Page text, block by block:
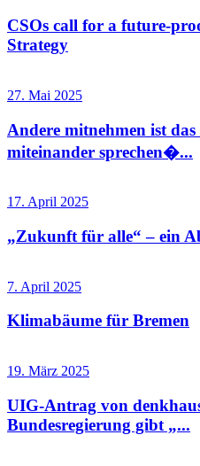
CSOs call for a future-
Strategy
27. Mai 2025
Andere mitnehmen ist
miteinander sprechen�...
17. April 2025
„Zukunft für alle“ – ein
7. April 2025
Klimabäume für Bremen
19. März 2025
UIG-Antrag von
Bundesregierung gibt „...